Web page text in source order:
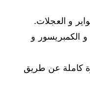
و العجلات.
الكمبريسور و
كاملة عن طريق